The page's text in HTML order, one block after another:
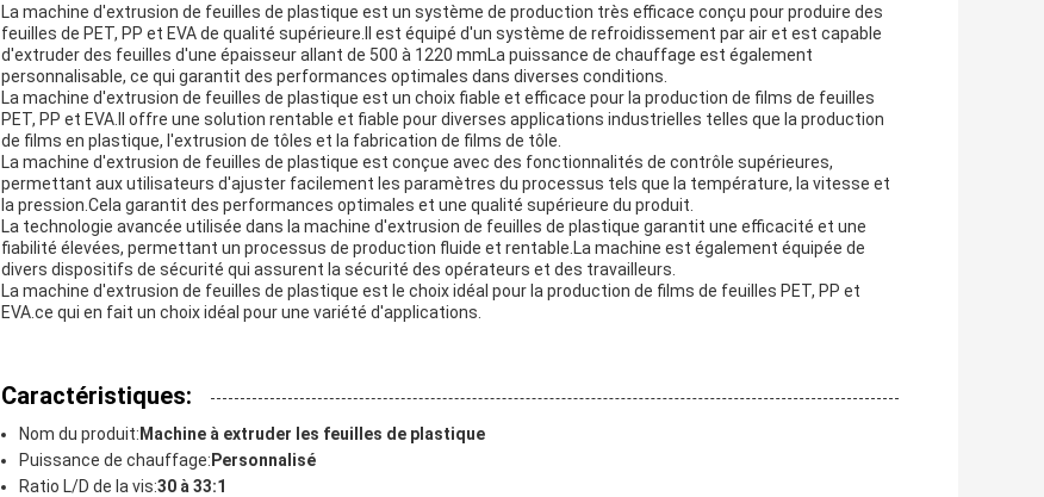
La machine d'extrusion de feuilles de plastique est un système de production très efficace conçu pour produire des
feuilles de PET, PP et EVA de qualité supérieure.Il est équipé d'un système de refroidissement par air et est capable
d'extruder des feuilles d'une épaisseur allant de 500 à 1220 mmLa puissance de chauffage est également
personnalisable, ce qui garantit des performances optimales dans diverses conditions.
La machine d'extrusion de feuilles de plastique est un choix fiable et efficace pour la production de films de feuilles
PET, PP et EVA.Il offre une solution rentable et fiable pour diverses applications industrielles telles que la production
de films en plastique, l'extrusion de tôles et la fabrication de films de tôle.
La machine d'extrusion de feuilles de plastique est conçue avec des fonctionnalités de contrôle supérieures,
permettant aux utilisateurs d'ajuster facilement les paramètres du processus tels que la température, la vitesse et
la pression.Cela garantit des performances optimales et une qualité supérieure du produit.
La technologie avancée utilisée dans la machine d'extrusion de feuilles de plastique garantit une efficacité et une
fiabilité élevées, permettant un processus de production fluide et rentable.La machine est également équipée de
divers dispositifs de sécurité qui assurent la sécurité des opérateurs et des travailleurs.
La machine d'extrusion de feuilles de plastique est le choix idéal pour la production de films de feuilles PET, PP et
EVA.ce qui en fait un choix idéal pour une variété d'applications.
Caractéristiques:
Nom du produit:Machine à extruder les feuilles de plastique
Puissance de chauffage:Personnalisé
Ratio L/D de la vis:30 à 33:1